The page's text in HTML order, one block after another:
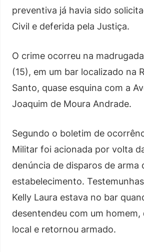
preventiva já havia sido
Civil e deferida pela Justiça.
O crime ocorreu na
(15), em um bar localizado na
Santo, quase esquina com a
Joaquim de Moura Andrade.
Segundo o boletim de
Militar foi acionada por volta
denúncia de disparos de arma
estabelecimento.
Kelly Laura estava no bar
desentendeu com um homem,
local e retornou armado.